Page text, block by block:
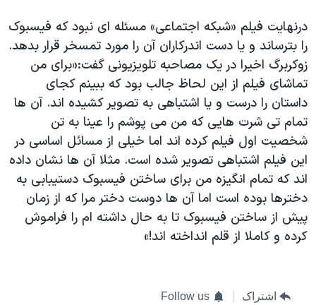
درنهایت فیلم «شبکه اجتماعی» مسئله ای نبود که فیسبوک
را بترساند و یا دست اندرکاران آن را مورد تمسخر قرار بدهد.
زوکربرگ اخیرا در یک مصاحبه تلویزیونی گفت:«برای من
تماشای فیلم از این لحاظ جالب بود که ببینم کجای
داستان را درست و یا اشتباهی به تصویر کشیده اند. آن ها
تمام تی شرت هایی که من می پوشم را عینا به تن
شخصیت اول فیلم کرده اند اما خیلی از مسائل اساسی در
این فیلم اشتباهی تصویر شده است. مثلا آن ها نشان داده
اند که تمام انگیزه من برای ساختن فیسبوک دستیبابی به
دخترها بوده است اما آن ها دوست دختر مرا که از زمان
پیش از ساختن فیسبوک تا به حال داشته ام را فراموش
کرده و کاملا از قلم انداخته اند!»
اشتراک Follow us